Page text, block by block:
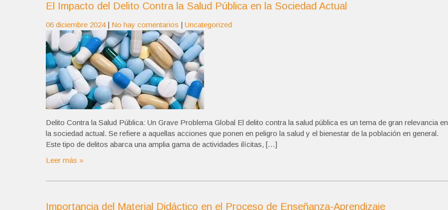
El Impacto del Delito Contra la Salud Pública en la Sociedad Actual
06 diciembre 2024 | No hay comentarios | Uncategorized
Delito Contra la Salud Pública: Un Grave Problema Global El delito contra la salud pública es un tema de gran relevancia en
la sociedad actual. Se refiere a aquellas acciones que ponen en peligro la salud y el bienestar de la población en general.
Este tipo de delitos abarca una amplia gama de actividades ilícitas, […]
Leer más »
Importancia del Material Didáctico en el Proceso de Enseñanza-Aprendizaje